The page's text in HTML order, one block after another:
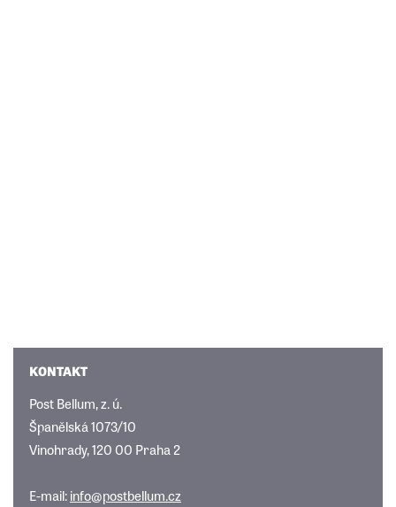
KONTAKT
Post Bellum, z. ú.
Španělská 1073/10
Vinohrady, 120 00 Praha 2
E-mail:info@postbellum.cz